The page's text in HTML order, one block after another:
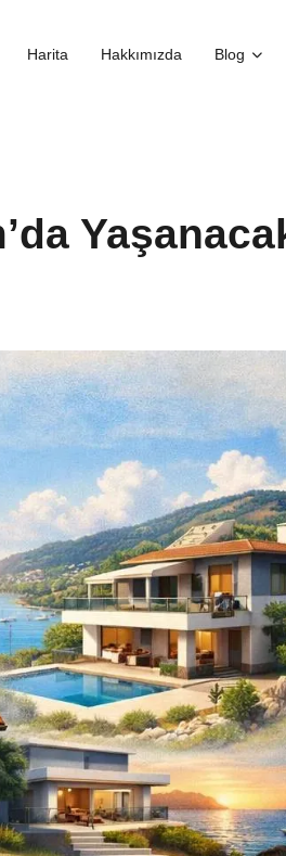
Harita Hakkımızda Blog